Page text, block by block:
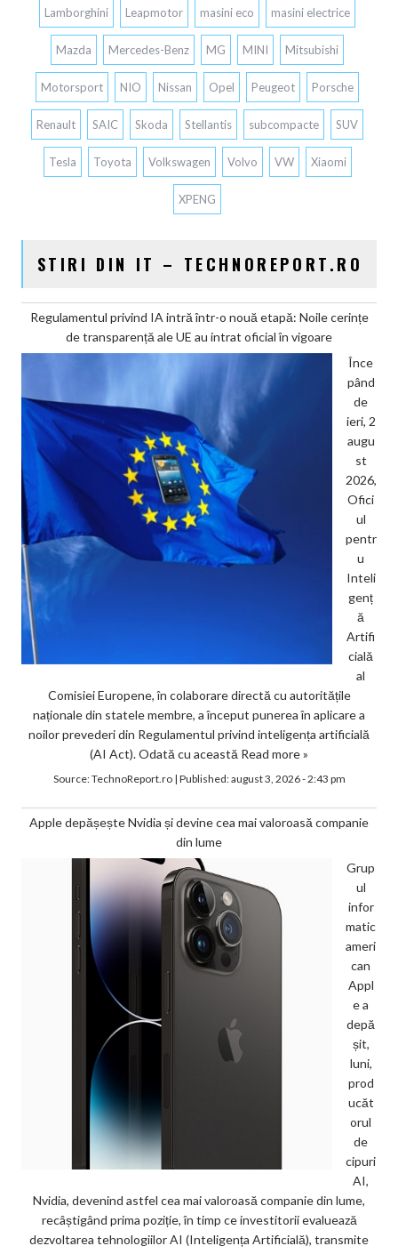
Lamborghini Leapmotor masini eco masini electrice
Mazda Mercedes-Benz MG MINI Mitsubishi
Motorsport NIO Nissan Opel Peugeot Porsche
Renault SAIC Skoda Stellantis subcompacte SUV
Tesla Toyota Volkswagen Volvo VW Xiaomi
XPENG
STIRI DIN IT – TECHNOREPORT.RO
Regulamentul privind IA intră într-o nouă etapă: Noile cerințe
de transparență ale UE au intrat oficial în vigoare
Înce
pând
de
ieri, 2
augu
st
2026,
Ofici
ul
pentr
u
Inteli
genț
ă
Artifi
cială
al
Comisiei Europene, în colaborare directă cu autoritățile
naționale din statele membre, a început punerea în aplicare a
noilor prevederi din Regulamentul privind inteligența artificială
(AI Act). Odată cu această Read more »
Source:TechnoReport.ro| Published:august 3, 2026 - 2:43 pm
Apple depășește Nvidia și devine cea mai valoroasă companie
din lume
Grup
ul
infor
matic
ameri
can
Appl
e a
depă
șit,
luni,
prod
ucăt
orul
de
cipuri
AI,
Nvidia, devenind astfel cea mai valoroasă companie din lume,
recâștigând prima poziție, în timp ce investitorii evaluează
dezvoltarea tehnologiilor AI (Inteligența Artificială), transmite